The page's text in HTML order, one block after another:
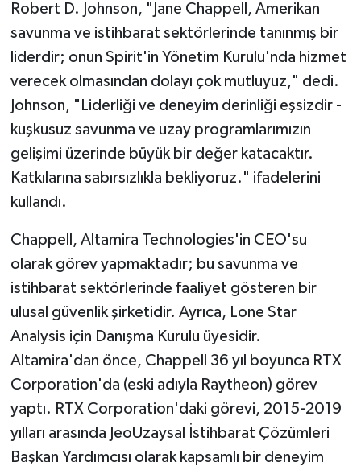
Robert D. Johnson, "Jane Chappell, Amerikan
savunma ve istihbarat sektörlerinde tanınmış bir
liderdir; onun Spirit'in Yönetim Kurulu'nda hizmet
verecek olmasından dolayı çok mutluyuz," dedi.
Johnson, "Liderliği ve deneyim derinliği eşsizdir -
kuşkusuz savunma ve uzay programlarımızın
gelişimi üzerinde büyük bir değer katacaktır.
Katkılarına sabırsızlıkla bekliyoruz." ifadelerini
kullandı.
Chappell, Altamira Technologies'in CEO'su
olarak görev yapmaktadır; bu savunma ve
istihbarat sektörlerinde faaliyet gösteren bir
ulusal güvenlik şirketidir. Ayrıca, Lone Star
Analysis için Danışma Kurulu üyesidir.
Altamira'dan önce, Chappell 36 yıl boyunca RTX
Corporation'da (eski adıyla Raytheon) görev
yaptı. RTX Corporation'daki görevi, 2015-2019
yılları arasında JeoUzaysal İstihbarat Çözümleri
Başkan Yardımcısı olarak kapsamlı bir deneyim